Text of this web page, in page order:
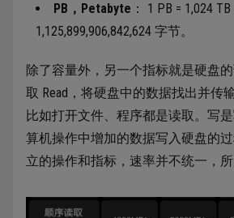
PB，Petabyte ： 1 PB = 1,024
1,125,899,906,842,624 字节。
除了容量外，另一个指标就是硬盘
取 Read，将硬盘中的数据找出并传
比如打开文件、程序都是读取。写
算机操作中增加的数据写入硬盘的
立的操作和指标，速率并不统一，所